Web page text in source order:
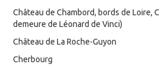
Château de Chambord, bords de Loire,
demeure de Léonard de Vinci)
Château de La Roche-Guyon
Cherbourg